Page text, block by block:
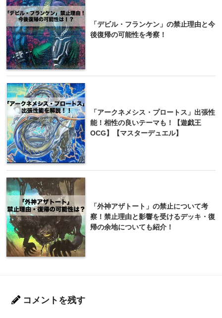
「デビル・フランケン」の禁止理由と今
後復帰の可能性を考察！
「アークネメシス・プロートス」出張性
能！相性の良いテーマも！【遊戯王
OCG】【マスターデュエル】
「外神アザトート」の禁止について考
察！禁止理由と影響を受けるデッキ・復
帰の余地についても紹介！
コメントを残す